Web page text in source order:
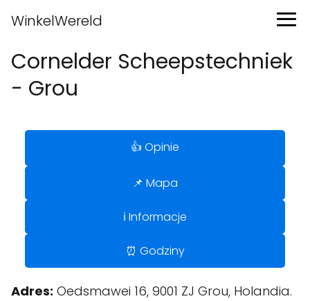
WinkelWereld
Cornelder Scheepstechniek
- Grou
👍 Opinie
📌 Mapa
ℹ️ Informacje
⏰ Godziny
Adres: Oedsmawei 16, 9001 ZJ Grou, Holandia.